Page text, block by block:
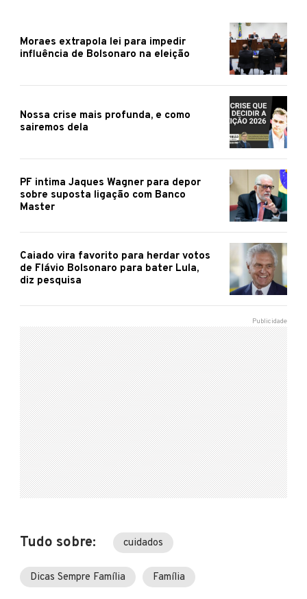
Moraes extrapola lei para impedir
influência de Bolsonaro na eleição
Nossa crise mais profunda, e como
sairemos dela
PF intima Jaques Wagner para depor
sobre suposta ligação com Banco
Master
Caiado vira favorito para herdar votos
de Flávio Bolsonaro para bater Lula,
diz pesquisa
Tudo sobre: cuidados
Dicas Sempre Família Família